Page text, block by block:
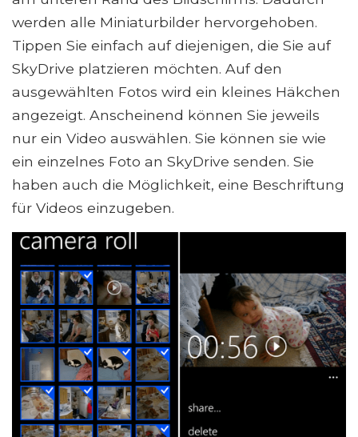
werden alle Miniaturbilder hervorgehoben.
Tippen Sie einfach auf diejenigen, die Sie auf
SkyDrive platzieren möchten. Auf den
ausgewählten Fotos wird ein kleines Häkchen
angezeigt. Anscheinend können Sie jeweils
nur ein Video auswählen. Sie können sie wie
ein einzelnes Foto an SkyDrive senden. Sie
haben auch die Möglichkeit, eine Beschriftung
für Videos einzugeben.